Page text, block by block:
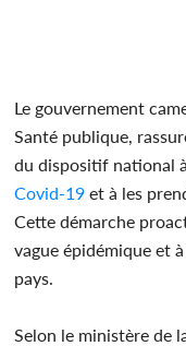
Le gouvernement
Santé publique,
du dispositif national
Covid-19 et à les
Cette démarche
vague épidémique et
pays.
Selon le ministère de